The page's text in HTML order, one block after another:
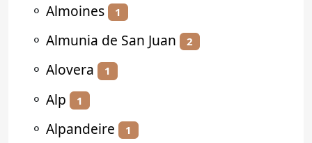
⚬ Almoines 1
⚬ Almunia de San Juan 2
⚬ Alovera 1
⚬ Alp 1
⚬ Alpandeire 1